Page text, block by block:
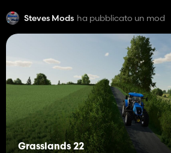
Steves Mods ha pubblicato un mod
Grasslands 22